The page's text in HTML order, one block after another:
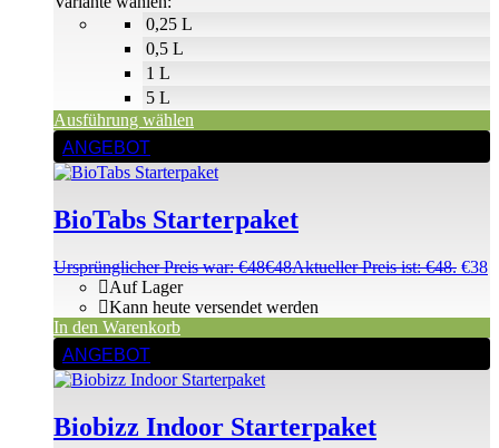
0,25 L
0,5 L
1 L
5 L
Ausführung wählen
ANGEBOT
BioTabs Starterpaket
Ursprünglicher Preis war: €48€48Aktueller Preis ist: €48. €38
Auf Lager
Kann heute versendet werden
In den Warenkorb
ANGEBOT
Biobizz Indoor Starterpaket